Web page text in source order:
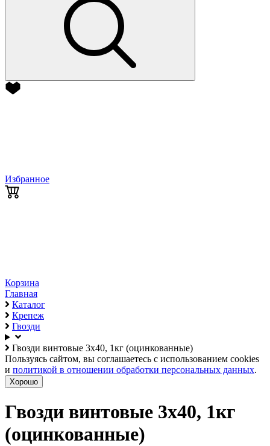
Избранное
Корзина
Главная
Каталог
Крепеж
Гвозди
Гвозди винтовые 3х40, 1кг (оцинкованные)
Пользуясь сайтом, вы соглашаетесь с использованием cookies
и политикой в отношении обработки персональных данных.
Хорошо
Гвозди винтовые 3х40, 1кг
(оцинкованные)